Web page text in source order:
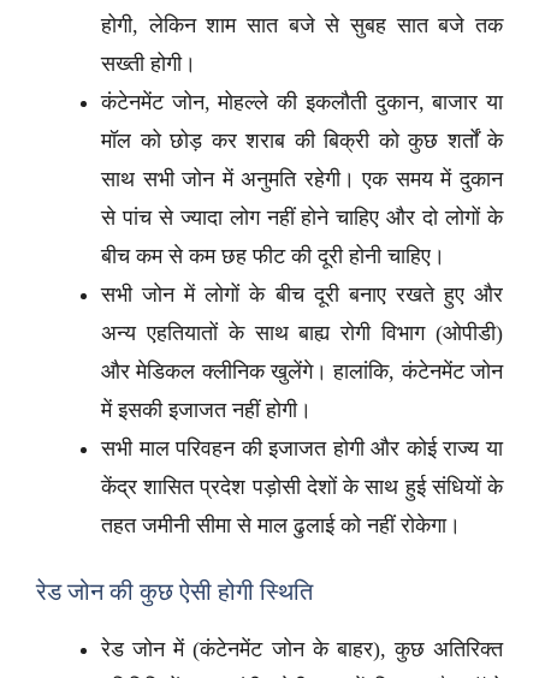
होगी, लेकिन शाम सात बजे से सुबह सात बजे तक
सख्ती होगी।
कंटेनमेंट जोन, मोहल्ले की इकलौती दुकान, बाजार या
मॉल को छोड़ कर शराब की बिक्री को कुछ शर्तों के
साथ सभी जोन में अनुमति रहेगी। एक समय में दुकान
से पांच से ज्यादा लोग नहीं होने चाहिए और दो लोगों के
बीच कम से कम छह फीट की दूरी होनी चाहिए।
सभी जोन में लोगों के बीच दूरी बनाए रखते हुए और
अन्य एहतियातों के साथ बाह्य रोगी विभाग (ओपीडी)
और मेडिकल क्लीनिक खुलेंगे। हालांकि, कंटेनमेंट जोन
में इसकी इजाजत नहीं होगी।
सभी माल परिवहन की इजाजत होगी और कोई राज्य या
केंद्र शासित प्रदेश पड़ोसी देशों के साथ हुई संधियों के
तहत जमीनी सीमा से माल ढुलाई को नहीं रोकेगा।
रेड जोन की कुछ ऐसी होगी स्थिति
रेड जोन में (कंटेनमेंट जोन के बाहर), कुछ अतिरिक्त